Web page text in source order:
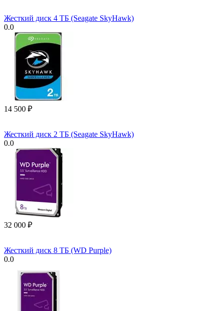
Жесткий диск 4 ТБ (Seagate SkyHawk)
0.0
14 500 ₽
Жесткий диск 2 ТБ (Seagate SkyHawk)
0.0
32 000 ₽
Жесткий диск 8 ТБ (WD Purple)
0.0